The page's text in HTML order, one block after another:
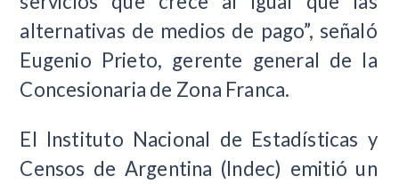
alternativas de medios de pago”, señaló
Eugenio Prieto, gerente general de la
Concesionaria de Zona Franca.
El Instituto Nacional de Estadísticas y
Censos de Argentina (Indec) emitió un